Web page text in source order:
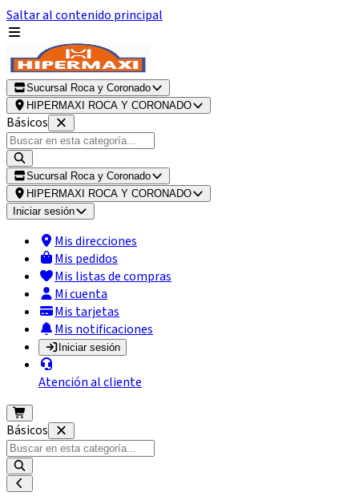
Saltar al contenido principal
Sucursal Roca y Coronado
HIPERMAXI ROCA Y CORONADO
Básicos
Sucursal Roca y Coronado
HIPERMAXI ROCA Y CORONADO
Iniciar sesión
Mis direcciones
Mis pedidos
Mis listas de compras
Mi cuenta
Mis tarjetas
Mis notificaciones
Iniciar sesión
Atención al cliente
Básicos